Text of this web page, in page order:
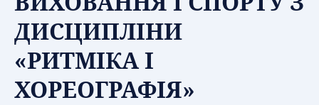
ДИСЦИПЛІНИ
«РИТМІКА І
ХОРЕОГРАФІЯ»